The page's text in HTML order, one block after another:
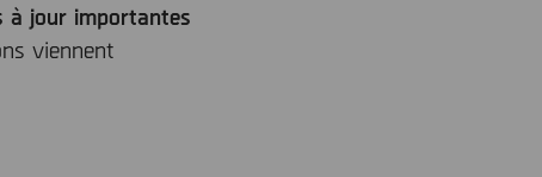
à jour importantes
viennent